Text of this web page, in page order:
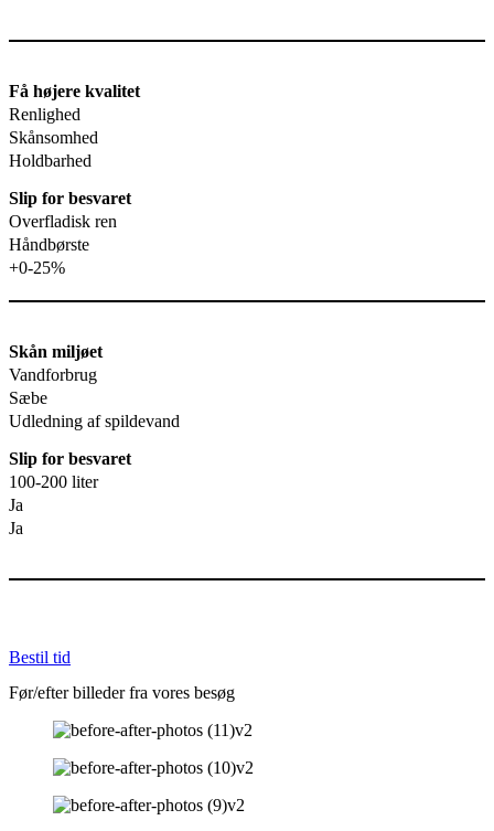
Få højere kvalitet
Renlighed
Skånsomhed
Holdbarhed
Slip for besvaret
Overfladisk ren
Håndbørste
+0-25%
Skån miljøet
Vandforbrug
Sæbe
Udledning af spildevand
Slip for besvaret
100-200 liter
Ja
Ja
Bestil tid
Før/efter billeder fra vores besøg